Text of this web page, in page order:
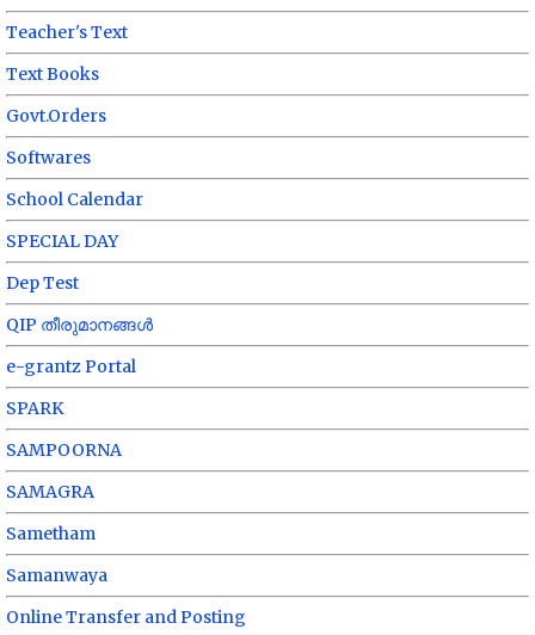
Teacher's Text
Text Books
Govt.Orders
Softwares
School Calendar
SPECIAL DAY
Dep Test
QIP തീരുമാനങ്ങൾ
e-grantz Portal
SPARK
SAMPOORNA
SAMAGRA
Sametham
Samanwaya
Online Transfer and Posting